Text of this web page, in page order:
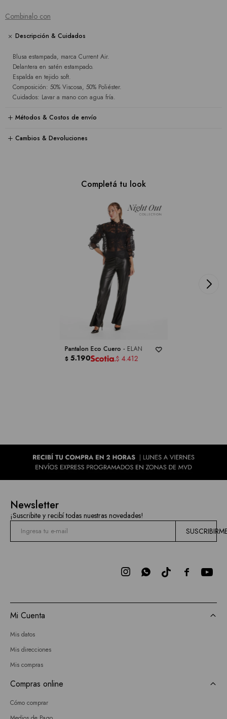
Combinalo con
Descripción & Cuidados
Blusa estampada, marca Current Air.
Delantera en satén estampado.
Espalda en tejido soft.
Composición: 50% Viscosa, 50% Poliéster.
Cuidados: Lavar a mano con agua fría.
Métodos & Costos de envío
Cambios & Devoluciones
Completá tu look
Pantalon Eco Cuero - ELAN
$ 5.190 $ 4.412
Newsletter
¡Suscribite y recibí todas nuestras novedades!

 
Mi Cuenta
Mis datos
Mis direcciones
Mis compras
Compras online
Cómo comprar